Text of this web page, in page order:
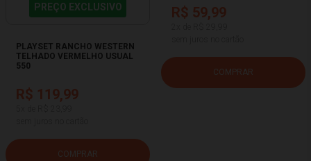
PREÇO EXCLUSIVO
PLAYSET RANCHO WESTERN
TELHADO VERMELHO USUAL
550
R$ 119,99
COMPRAR
R$ 59,99
COMPRAR